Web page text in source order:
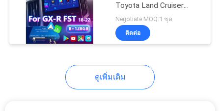
อินเทอร์เฟซ Carplay
104
Toyota Land Cruiser
LC200 GXR GX-R FST
LC 200 2018-2022
Negotiate MOQ:1 ชุด
ติดต่อ
ดูเพิ่มเติม